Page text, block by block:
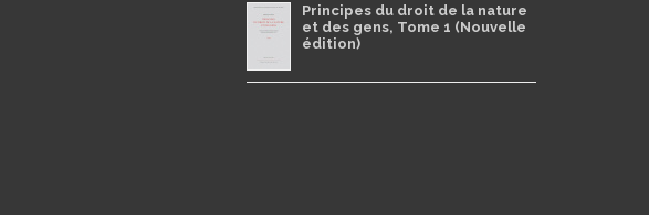
Principes du droit de la nature
et des gens, Tome 1 (Nouvelle
édition)